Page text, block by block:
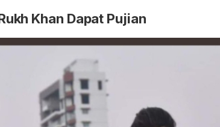
Khan Dapat Pujian